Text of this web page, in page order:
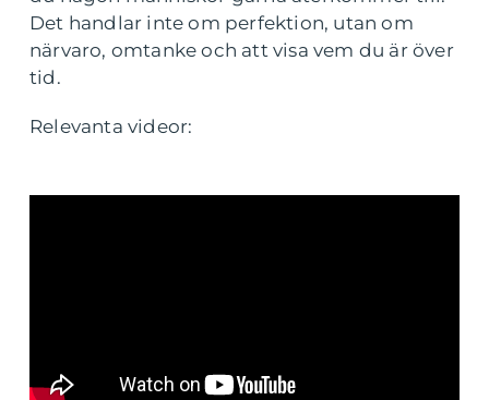
Det handlar inte om perfektion, utan om
närvaro, omtanke och att visa vem du är över
tid.
Relevanta videor: